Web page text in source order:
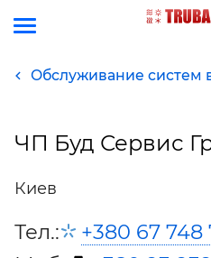
Обслуживание систем
ЧП Буд Сервис
Киев
Тел.:
+380 67 748